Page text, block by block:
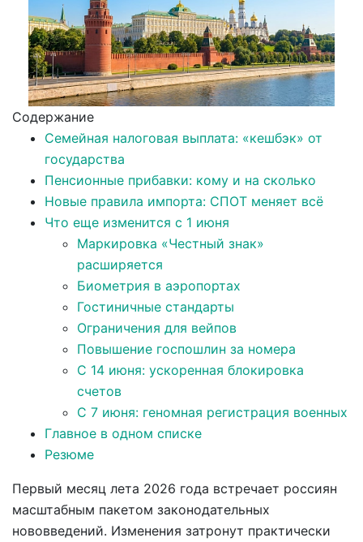
Содержание
Семейная налоговая выплата: «кешбэк» от
государства
Пенсионные прибавки: кому и на сколько
Новые правила импорта: СПОТ меняет всё
Что еще изменится с 1 июня
Маркировка «Честный знак»
расширяется
Биометрия в аэропортах
Гостиничные стандарты
Ограничения для вейпов
Повышение госпошлин за номера
С 14 июня: ускоренная блокировка
счетов
С 7 июня: геномная регистрация военных
Главное в одном списке
Резюме
Первый месяц лета 2026 года встречает россиян
масштабным пакетом законодательных
нововведений. Изменения затронут практически